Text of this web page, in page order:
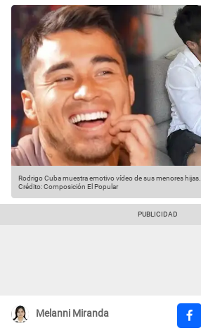
Rodrigo Cuba muestra emotivo vídeo de sus menores hijas.
Crédito: Composición El Popular
Melanni Miranda